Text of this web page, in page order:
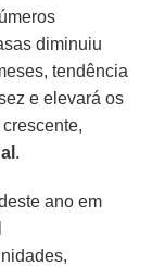
diminuiu
tendência
e elevará os
.
ano em